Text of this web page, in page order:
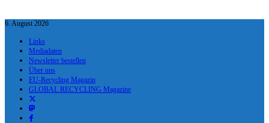
6. August 2026
Links
Mediadaten
Newsletter bestellen
Über uns
EU-Recycling Magazin
GLOBAL RECYCLING Magazine